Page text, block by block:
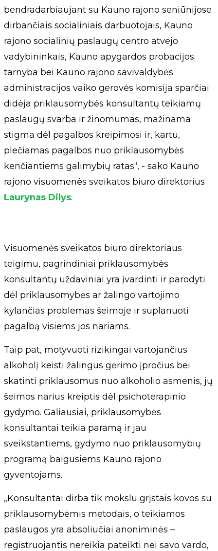
bendradarbiaujant su Kauno rajono seniūnijose
dirbančiais socialiniais darbuotojais, Kauno
rajono socialinių paslaugų centro atvejo
vadybininkais, Kauno apygardos probacijos
tarnyba bei Kauno rajono savivaldybės
administracijos vaiko gerovės komisija sparčiai
didėja priklausomybės konsultantų teikiamų
paslaugų svarba ir žinomumas, mažinama
stigma dėl pagalbos kreipimosi ir, kartu,
plečiamas pagalbos nuo priklausomybės
kenčiantiems galimybių ratas“, - sako Kauno
rajono visuomenės sveikatos biuro direktorius
Laurynas Dilys.
Visuomenės sveikatos biuro direktoriaus
teigimu, pagrindiniai priklausomybės
konsultantų uždaviniai yra įvardinti ir parodyti
dėl priklausomybės ar žalingo vartojimo
kylančias problemas šeimoje ir suplanuoti
pagalbą visiems jos nariams.
Taip pat, motyvuoti rizikingai vartojančius
alkoholį keisti žalingus gėrimo įpročius bei
skatinti priklausomus nuo alkoholio asmenis, jų
šeimos narius kreiptis dėl psichoterapinio
gydymo. Galiausiai, priklausomybės
konsultantai teikia paramą ir jau
sveikstantiems, gydymo nuo priklausomybių
programą baigusiems Kauno rajono
gyventojams.
„Konsultantai dirba tik mokslu grįstais kovos su
priklausomybėmis metodais, o teikiamos
paslaugos yra absoliučiai anoniminės –
registruojantis nereikia pateikti nei savo vardo,